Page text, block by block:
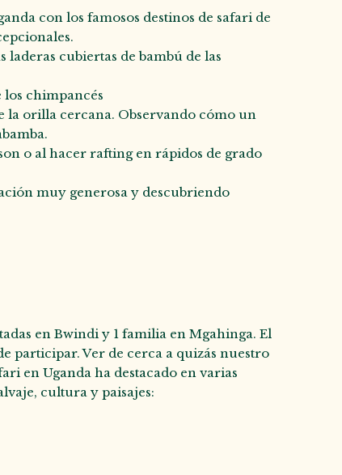
con los famosos destinos de safari de
cubiertas de bambú de las
los chimpancés
la orilla cercana. Observando cómo un
o al hacer rafting en rápidos de grado
muy generosa y descubriendo
en Bwindi y 1 familia en Mgahinga. El
participar. Ver de cerca a quizás nuestro
en Uganda ha destacado en varias
cultura y paisajes: